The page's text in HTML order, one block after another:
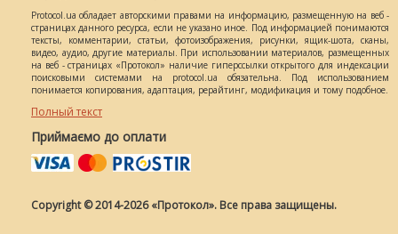
Protocol.ua обладает авторскими правами на информацию, размещенную на веб -
страницах данного ресурса, если не указано иное. Под информацией понимаются
тексты, комментарии, статьи, фотоизображения, рисунки, ящик-шота, сканы,
видео, аудио, другие материалы. При использовании материалов, размещенных
на веб - страницах «Протокол» наличие гиперссылки открытого для индексации
поисковыми системами на protocol.ua обязательна. Под использованием
понимается копирования, адаптация, рерайтинг, модификация и тому подобное.
Полный текст
Приймаємо до оплати
Copyright © 2014-2026 «Протокол». Все права защищены.